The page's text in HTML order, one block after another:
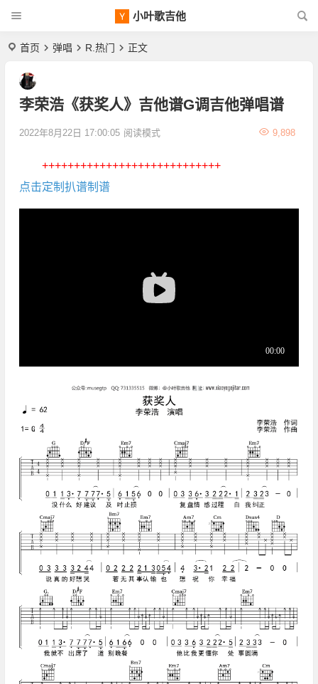
小叶歌吉他
首页 弹唱 R.热门 正文
李荣浩《获奖人》吉他谱G调吉他弹唱谱
2022年8月22日 17:00:05 9,898
阅读模式
++++++++++++++++++++++++++++
点击定制扒谱制谱